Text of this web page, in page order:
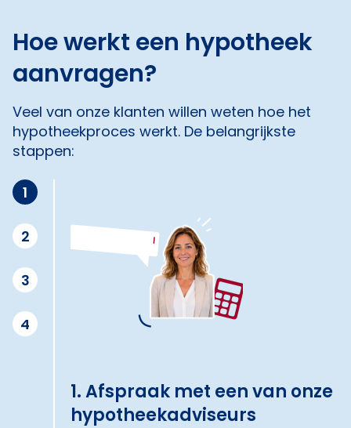
Hoe werkt een hypotheek
aanvragen?
Veel van onze klanten willen weten hoe het
hypotheekproces werkt. De belangrijkste
stappen:
1
2
3
4
1. Afspraak met een van onze
hypotheekadviseurs